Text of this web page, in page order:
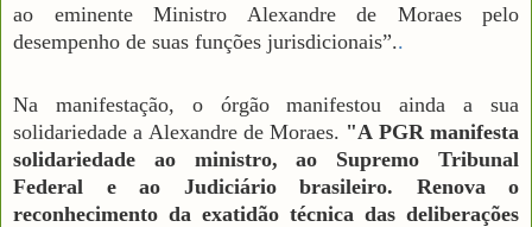
ao eminente Ministro Alexandre de Moraes pelo
desempenho de suas funções jurisdicionais”..
Na manifestação, o órgão manifestou ainda a sua
solidariedade a Alexandre de Moraes. "A PGR manifesta
solidariedade ao ministro, ao Supremo Tribunal
Federal e ao Judiciário brasileiro. Renova o
reconhecimento da exatidão técnica das deliberações